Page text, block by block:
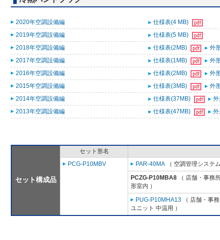
2020年空調設備編
仕様表(4 MB)
2019年空調設備編
仕様表(5 MB)
2018年空調設備編
仕様表(2MB)
外
2017年空調設備編
仕様表(1MB)
外
2016年空調設備編
仕様表(2MB)
外
2015年空調設備編
仕様表(3MB)
外
2014年空調設備編
仕様表(37MB)
2013年空調設備編
仕様表(47MB)
セット構成品
セット形名
PCG-P10MBV
PAR-40MA （ 空調管理システ
PCZG-P10MBA8 （ 店舗・事務
形室内 ）
PUG-P10MHA13 （ 店舗・事
ユニット 中温用 ）